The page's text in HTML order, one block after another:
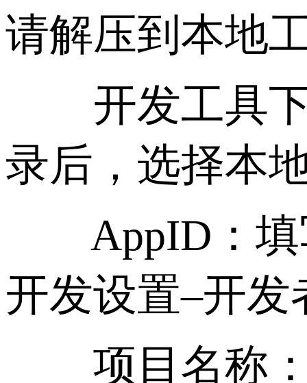
请解压到本地
开发工具下
录后，选择本
AppID：填
开发设置–开
项目名称：